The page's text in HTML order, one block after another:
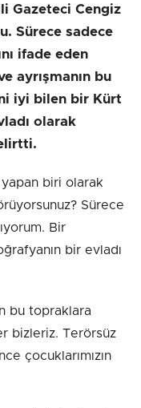
Gazeteci Cengiz
Sürece sadece
ifade eden
ayrışmanın bu
iyi bilen bir Kürt
olarak
biri olarak
Sürece
Bir
bir evladı
bu topraklara
bizleriz. Terörsüz
çocuklarımızın